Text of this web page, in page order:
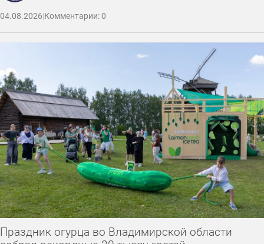
04.08.2026|Комментарии: 0
Праздник огурца во Владимирской области